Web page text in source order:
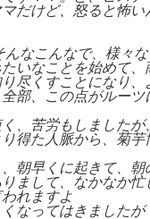
だけど、怒ると怖
んなこんなで、様々
いなことを始めて
尽くすことになり
部、この点がルーツ
、苦労もしました
得た人脈から、菊
朝早くに起きて、
まして、なかなか
れますよ
なってはきましたが